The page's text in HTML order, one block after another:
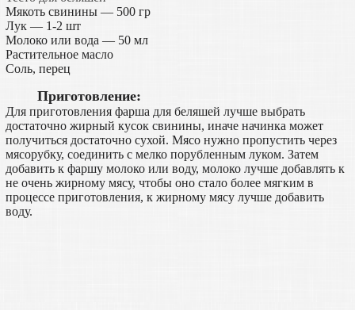
Мякоть свинины — 500 гр
Лук — 1-2 шт
Молоко или вода — 50 мл
Растительное масло
Соль, перец
Приготовление:
Для приготовления фарша для беляшей лучше выбрать
достаточно жирный кусок свинины, иначе начинка может
получиться достаточно сухой. Мясо нужно пропустить через
мясорубку, соединить с мелко порубленным луком. Затем
добавить к фаршу молоко или воду, молоко лучше добавлять к
не очень жирному мясу, чтобы оно стало более мягким в
процессе приготовления, к жирному мясу лучше добавить
воду.